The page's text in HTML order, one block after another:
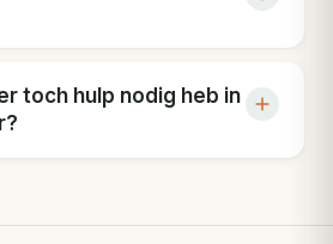
toch hulp nodig heb in